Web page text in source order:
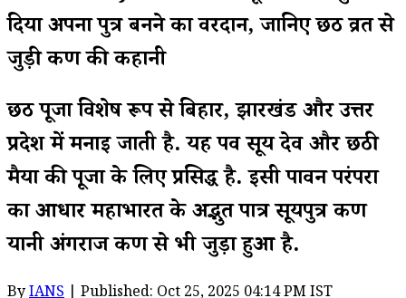
दिया अपना पुत्र बनने का वरदान, जानिए छठ व्रत से
जुड़ी कर्ण की कहानी
छठ पूजा विशेष रूप से बिहार, झारखंड और उत्तर
प्रदेश में मनाई जाती है. यह पर्व सूर्य देव और छठी
मैया की पूजा के लिए प्रसिद्ध है. इसी पावन परंपरा
का आधार महाभारत के अद्भुत पात्र सूर्यपुत्र कर्ण
यानी अंगराज कर्ण से भी जुड़ा हुआ है.